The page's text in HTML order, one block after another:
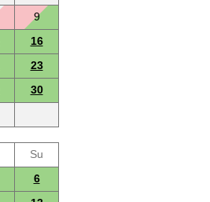
9
16
23
30
Su
6